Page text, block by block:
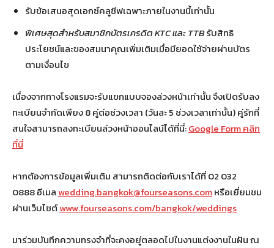
รับข้อเสนอสุดเอกซ์คลูซีฟเฉพาะภายในงานนี้เท่านั้น
พิเศษสุดสำหรับสมาชิกบัตรเครดิต KTC และ TTBรับสิทธิ
ประโยชน์และของสมนาคุณเพิ่มเติมเมื่อมียอดใช้จ่ายผ่านบัตร
ตามเงื่อนไข
เนื่องจากทางโรงแรมจะรับแขกแบบจองล่วงหน้าเท่านั้น จึงเปิดรับลง
ทะเบียนจำกัดเพียง 8 คู่ต่อช่วงเวลา (วันละ 5 ช่วงเวลาเท่านั้น) คู่รักที่
สนใจสามารถลงทะเบียนล่วงหน้าออนไลน์ได้ที่นี่:Google Form คลิก
ที่นี่
หากต้องการข้อมูลเพิ่มเติม สามารถติดต่อกับเราได้ที่ 02 032
0888 อีเมลwedding.bangkok@fourseasons.comหรือเยี่ยมชม
ผ่านเว็บไซต์www.fourseasons.com/bangkok/weddings
มาร่วมบันทึกความทรงจำที่จะคงอยู่ตลอดไปในงานแต่งงานในฝัน ณ